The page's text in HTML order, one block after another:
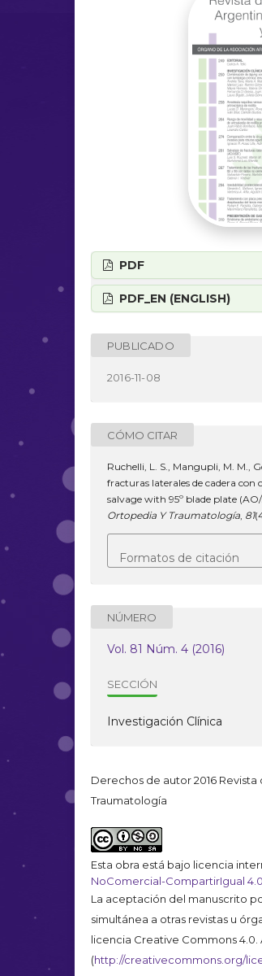
PDF
PDF_EN (ENGLISH)
PUBLICADO
2016-11-08
CÓMO CITAR
Ruchelli, L. S., Mangupli, M. M.,
fracturas laterales de cadera con
salvage with 95º blade plate (AO/
Ortopedia Y Traumatología, 81
Formatos de citación
NÚMERO
Vol. 81 Núm. 4 (2016)
SECCIÓN
Investigación Clínica
Derechos de autor 2016
Traumatología
Esta obra está bajo licencia
NoComercial-CompartirIgual 4.0
La aceptación del manuscrito
simultánea a otras revistas u
licencia Creative Commons
(http://creativecommons.org/